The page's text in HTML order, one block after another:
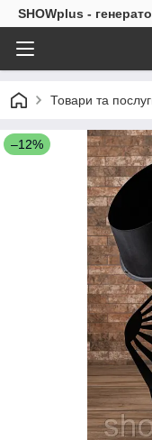
SHOWplus -
Товари та
–12%